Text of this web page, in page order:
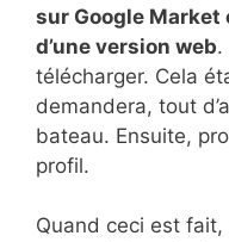
sur Google Market
d’une version web.
télécharger. Cela
demandera, tout
bateau. Ensuite,
profil.
Quand ceci est